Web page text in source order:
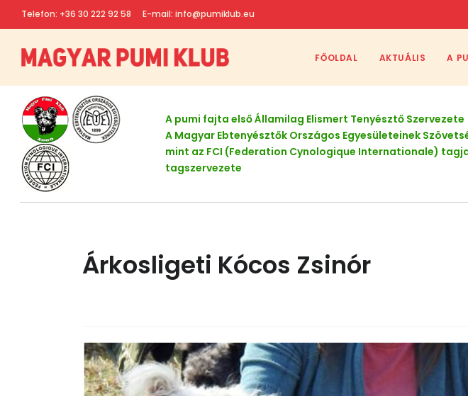
Telefon: +36 30 222 92 58 E-mail: info@pumiklub.eu
FŐOLDAL AKTUÁLIS A
A pumi fajta első Államilag Elismert Tenyésztő Szervezete
A Magyar Ebtenyésztők Országos Egyesületeinek
mint az FCI (Federation Cynologique Internationale)
tagszervezete
Árkosligeti Kócos Zsinór